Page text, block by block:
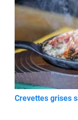
Crevettes grises